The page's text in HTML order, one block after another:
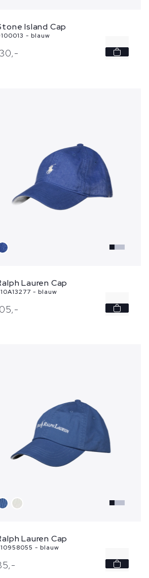
Island Cap
- blauw
- -
Lauren Cap
- blauw
- -
Lauren Cap
- blauw
- -